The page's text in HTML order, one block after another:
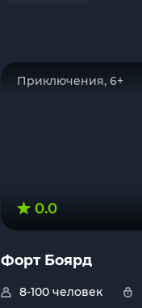
Приключения, 6+
0.0
Форт Боярд
8-100 человек